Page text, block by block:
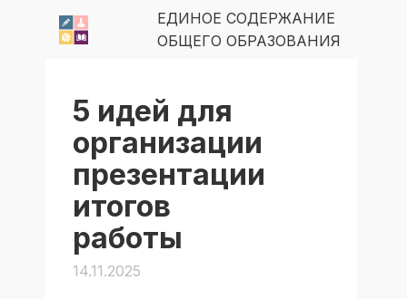
ЕДИНОЕ СОДЕРЖАНИЕ
ОБЩЕГО ОБРАЗОВАНИЯ
5 идей для
организации
презентации
итогов
работы
14.11.2025